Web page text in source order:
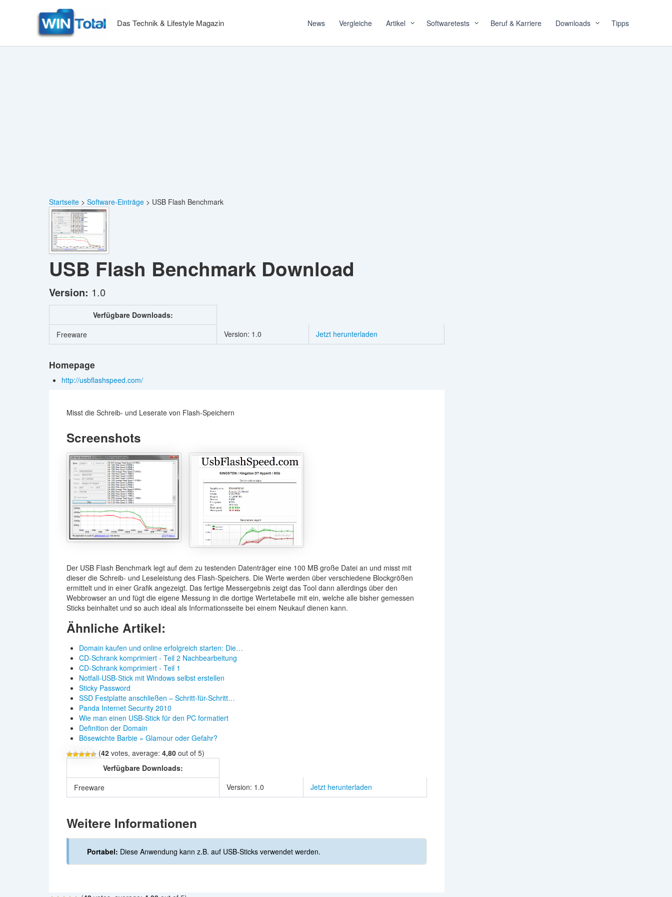
Das Technik & Lifestyle Magazin News Vergleiche Artikel Softwaretests Beruf & Karriere Downloads Tipps
Startseite Software-Einträge USB Flash Benchmark
USB Flash Benchmark Download
Version: 1.0
Verfügbare Downloads:
Freeware
Version: 1.0 Jetzt herunterladen
Homepage
http://usbflashspeed.com/
Misst die Schreib- und Leserate von Flash-Speichern
Screenshots
Der USB Flash Benchmark legt auf dem zu testenden Datenträger eine 100 MB große Datei an und misst mit
dieser die Schreib- und Leseleistung des Flash-Speichers. Die Werte werden über verschiedene Blockgrößen
ermittelt und in einer Grafik angezeigt. Das fertige Messergebnis zeigt das Tool dann allerdings über den
Webbrowser an und fügt die eigene Messung in die dortige Wertetabelle mit ein, welche alle bisher gemessen
Sticks beinhaltet und so auch ideal als Informationsseite bei einem Neukauf dienen kann.
Ähnliche Artikel:
Domain kaufen und online erfolgreich starten: Die…
CD-Schrank komprimiert - Teil 2 Nachbearbeitung
CD-Schrank komprimiert - Teil 1
Notfall-USB-Stick mit Windows selbst erstellen
Sticky Password
SSD Festplatte anschließen – Schritt-für-Schritt…
Panda Internet Security 2010
Wie man einen USB-Stick für den PC formatiert
Definition der Domain
Bösewichte Barbie » Glamour oder Gefahr?
(42votes, average: 4,80out of 5)
Verfügbare Downloads:
Freeware
Version: 1.0 Jetzt herunterladen
Weitere Informationen
Portabel: Diese Anwendung kann z.B. auf USB-Sticks verwendet werden.